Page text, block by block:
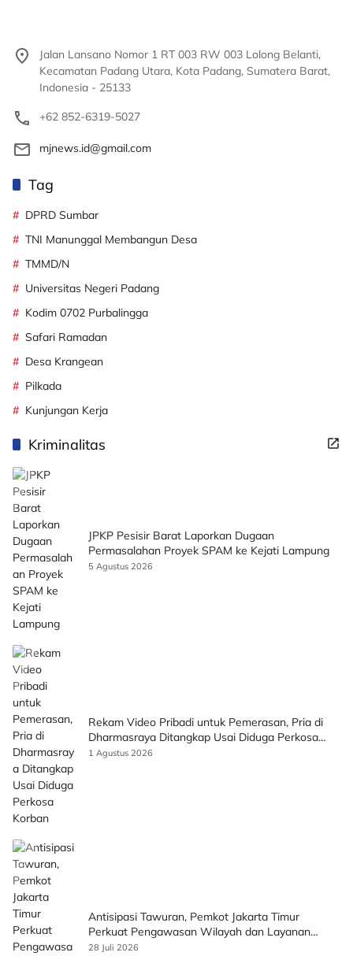
Jalan Lansano Nomor 1 RT 003 RW 003 Lolong Belanti,
Kecamatan Padang Utara, Kota Padang, Sumatera Barat,
Indonesia - 25133
+62 852-6319-5027
mjnews.id@gmail.com
Tag
DPRD Sumbar
TNI Manunggal Membangun Desa
TMMD/N
Universitas Negeri Padang
Kodim 0702 Purbalingga
Safari Ramadan
Desa Krangean
Pilkada
Kunjungan Kerja
Kriminalitas
JPKP Pesisir Barat Laporkan Dugaan
Permasalahan Proyek SPAM ke Kejati Lampung
5 Agustus 2026
Rekam Video Pribadi untuk Pemerasan, Pria di
Dharmasraya Ditangkap Usai Diduga Perkosa
Korban
1 Agustus 2026
Antisipasi Tawuran, Pemkot Jakarta Timur
Perkuat Pengawasan Wilayah dan Layanan
Publik
28 Juli 2026